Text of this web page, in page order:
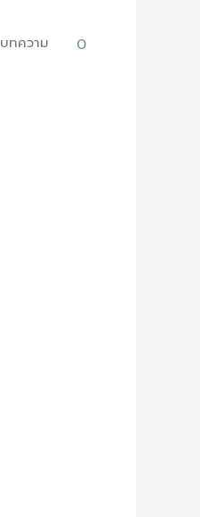
บทความ 0